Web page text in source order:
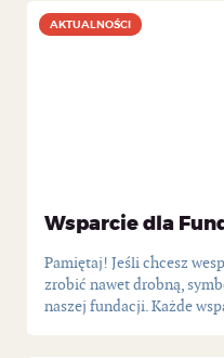
Wsparcie dla
AKTUALNOŚCI
Pamiętaj! Jeśli chcesz
zrobić nawet drobną,
naszej fundacji. Każde
AKTUALNOŚCI